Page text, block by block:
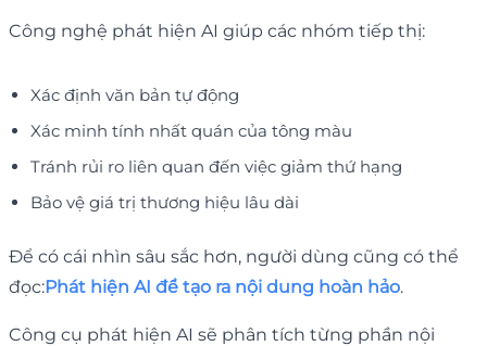
Công nghệ phát hiện AI giúp các nhóm tiếp thị:
Xác định văn bản tự động
Xác minh tính nhất quán của tông màu
Tránh rủi ro liên quan đến việc giảm thứ hạng
Bảo vệ giá trị thương hiệu lâu dài
Để có cái nhìn sâu sắc hơn, người dùng cũng có thể
đọc:Phát hiện AI để tạo ra nội dung hoàn hảo.
Công cụ phát hiện AI sẽ phân tích từng phần nội